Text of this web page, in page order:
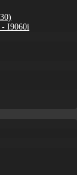
- I9060i